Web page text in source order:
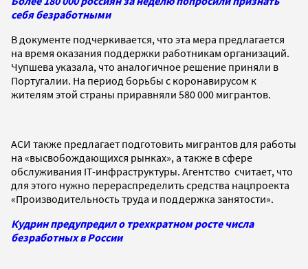
себя безработными
В документе подчеркивается, что эта мера предлагается
на время оказания поддержки работникам организаций.
Чупшева указала, что аналогичное решение приняли в
Португалии. На период борьбы с коронавирусом к
жителям этой страны приравняли 580 000 мигрантов.
АСИ также предлагает подготовить мигрантов для работы
на «высвобождающихся рынках», а также в сфере
обслуживания IT-инфраструктуры. Агентство считает, что
для этого нужно перераспределить средства нацпроекта
«Производительность труда и поддержка занятости».
Кудрин предупредил о трехкратном росте числа
безработных в России